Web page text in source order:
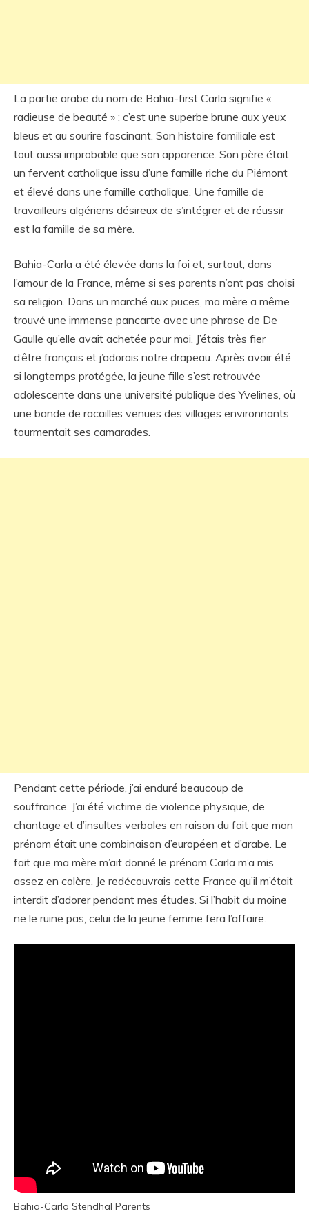
La partie arabe du nom de Bahia-first Carla signifie «
radieuse de beauté » ; c’est une superbe brune aux yeux
bleus et au sourire fascinant. Son histoire familiale est
tout aussi improbable que son apparence. Son père était
un fervent catholique issu d’une famille riche du Piémont
et élevé dans une famille catholique. Une famille de
travailleurs algériens désireux de s’intégrer et de réussir
est la famille de sa mère.
Bahia-Carla a été élevée dans la foi et, surtout, dans
l’amour de la France, même si ses parents n’ont pas choisi
sa religion. Dans un marché aux puces, ma mère a même
trouvé une immense pancarte avec une phrase de De
Gaulle qu’elle avait achetée pour moi. J’étais très fier
d’être français et j’adorais notre drapeau. Après avoir été
si longtemps protégée, la jeune fille s’est retrouvée
adolescente dans une université publique des Yvelines, où
une bande de racailles venues des villages environnants
tourmentait ses camarades.
Pendant cette période, j’ai enduré beaucoup de
souffrance. J’ai été victime de violence physique, de
chantage et d’insultes verbales en raison du fait que mon
prénom était une combinaison d’européen et d’arabe. Le
fait que ma mère m’ait donné le prénom Carla m’a mis
assez en colère. Je redécouvrais cette France qu’il m’était
interdit d’adorer pendant mes études. Si l’habit du moine
ne le ruine pas, celui de la jeune femme fera l’affaire.
Bahia-Carla Stendhal Parents